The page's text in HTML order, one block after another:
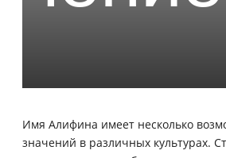
Имя Алифина имеет несколько
значений в различных культурах.